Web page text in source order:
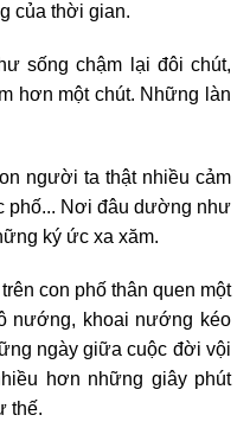
của thời gian.
sống chậm lại đôi chút,
hơn một chút. Những làn
người ta thật nhiều cảm
phố... Nơi đâu dường như
ký ức xa xăm.
con phố thân quen một
nướng, khoai nướng kéo
ngày giữa cuộc đời vội
hơn những giây phút
thế.